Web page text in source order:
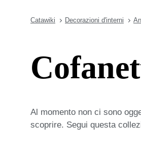
Catawiki Decorazioni d'interni
Al momento non ci sono
scoprire. Segui questa